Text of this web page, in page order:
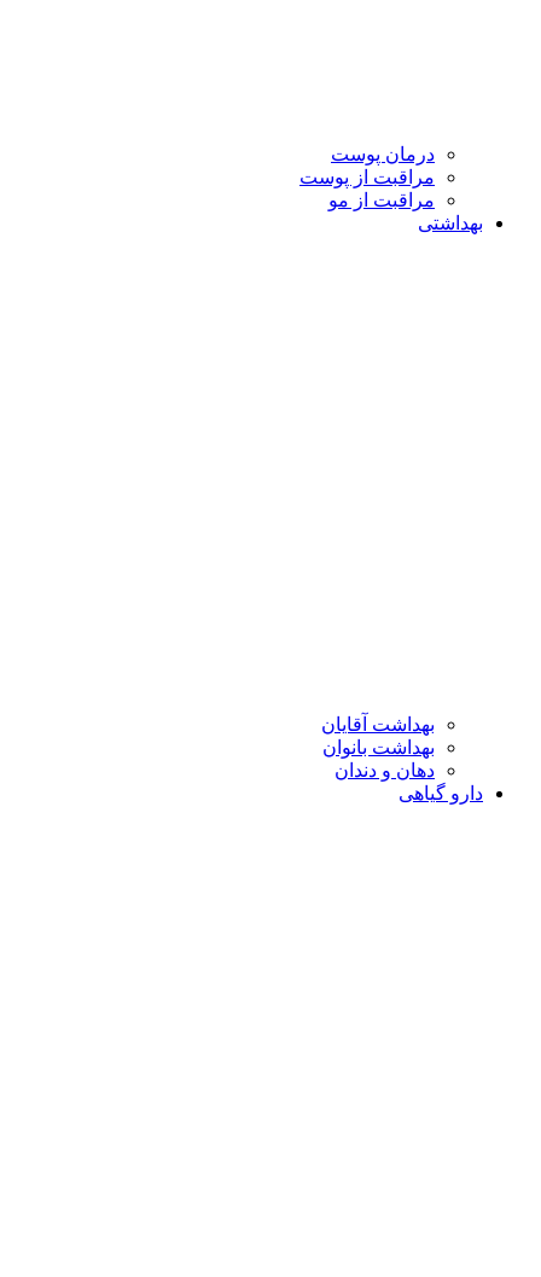
درمان پوست
مراقبت از پوست
مراقبت از مو
بهداشتی
بهداشت آقایان
بهداشت بانوان
دهان و دندان
دارو گیاهی